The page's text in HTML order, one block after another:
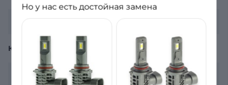
КОМПЛЕКТАЦИЯ
Комплектация
2 лампы, гарантийный
Но у нас есть достойная замена